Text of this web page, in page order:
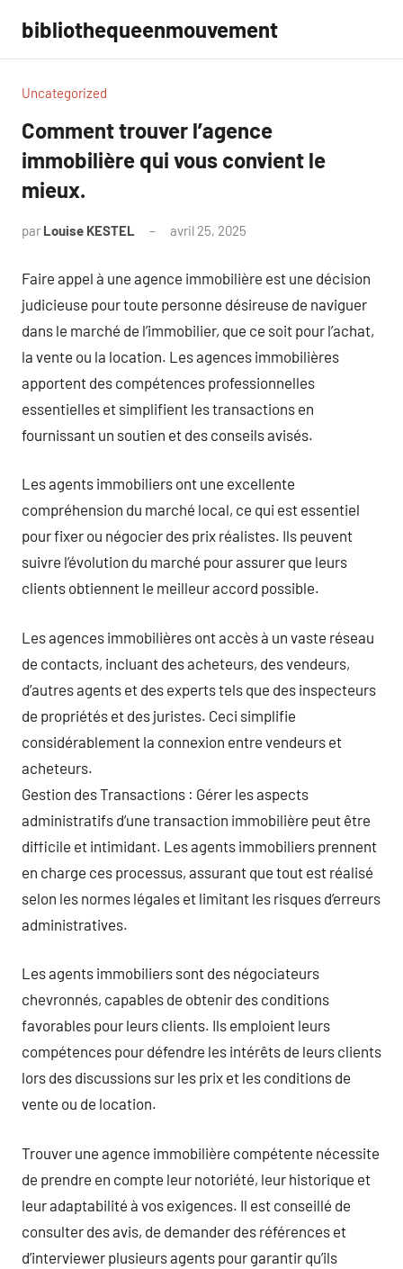
contenu
bibliothequeenmouvement
Uncategorized
Comment trouver l’agence
immobilière qui vous convient le
mieux.
par Louise KESTEL avril 25, 2025
Faire appel à une agence immobilière est une décision
judicieuse pour toute personne désireuse de naviguer
dans le marché de l’immobilier, que ce soit pour l’achat,
la vente ou la location. Les agences immobilières
apportent des compétences professionnelles
essentielles et simplifient les transactions en
fournissant un soutien et des conseils avisés.
Les agents immobiliers ont une excellente
compréhension du marché local, ce qui est essentiel
pour fixer ou négocier des prix réalistes. Ils peuvent
suivre l’évolution du marché pour assurer que leurs
clients obtiennent le meilleur accord possible.
Les agences immobilières ont accès à un vaste réseau
de contacts, incluant des acheteurs, des vendeurs,
d’autres agents et des experts tels que des inspecteurs
de propriétés et des juristes. Ceci simplifie
considérablement la connexion entre vendeurs et
acheteurs.
Gestion des Transactions : Gérer les aspects
administratifs d’une transaction immobilière peut être
difficile et intimidant. Les agents immobiliers prennent
en charge ces processus, assurant que tout est réalisé
selon les normes légales et limitant les risques d’erreurs
administratives.
Les agents immobiliers sont des négociateurs
chevronnés, capables de obtenir des conditions
favorables pour leurs clients. Ils emploient leurs
compétences pour défendre les intérêts de leurs clients
lors des discussions sur les prix et les conditions de
vente ou de location.
Trouver une agence immobilière compétente nécessite
de prendre en compte leur notoriété, leur historique et
leur adaptabilité à vos exigences. Il est conseillé de
consulter des avis, de demander des références et
d’interviewer plusieurs agents pour garantir qu’ils